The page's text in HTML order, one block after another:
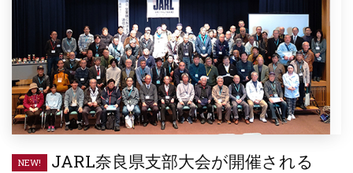
NEW! JARL奈良県支部大会が開催される